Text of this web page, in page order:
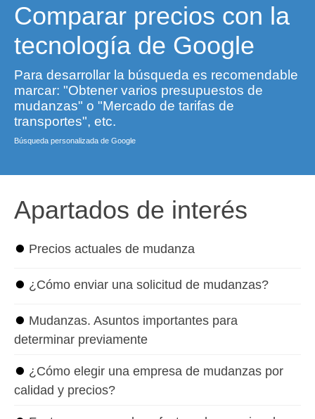
Comparar precios con la
tecnología de Google
Para desarrollar la búsqueda es recomendable
marcar: "Obtener varios presupuestos de
mudanzas" o "Mercado de tarifas de
transportes", etc.
Búsqueda personalizada de Google
Apartados de interés
⏺ Precios actuales de mudanza
⏺ ¿Cómo enviar una solicitud de mudanzas?
⏺ Mudanzas. Asuntos importantes para
determinar previamente
⏺ ¿Cómo elegir una empresa de mudanzas por
calidad y precios?